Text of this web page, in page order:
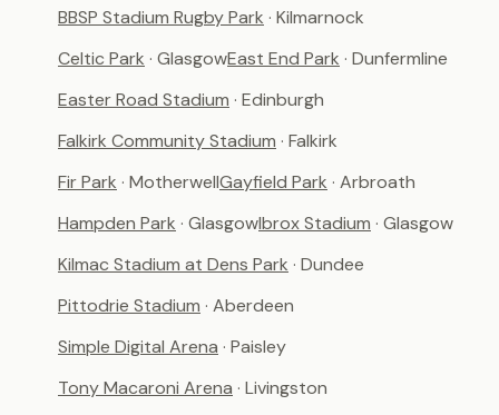
BBSP Stadium Rugby Park · Kilmarnock
Celtic Park · GlasgowEast End Park · Dunfermline
Easter Road Stadium · Edinburgh
Falkirk Community Stadium · Falkirk
Fir Park · MotherwellGayfield Park · Arbroath
Hampden Park · GlasgowIbrox Stadium · Glasgow
Kilmac Stadium at Dens Park · Dundee
Pittodrie Stadium · Aberdeen
Simple Digital Arena · Paisley
Tony Macaroni Arena · Livingston